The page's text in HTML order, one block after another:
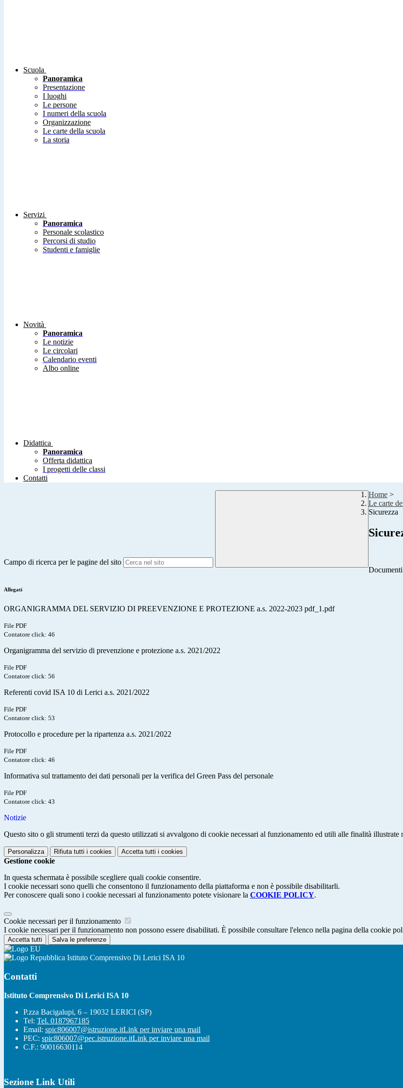
Scuola
Panoramica
Presentazione
I luoghi
Le persone
I numeri della scuola
Organizzazione
Le carte della scuola
La storia
Servizi
Panoramica
Personale scolastico
Percorsi di studio
Studenti e famiglie
Novità
Panoramica
Le notizie
Le circolari
Calendario eventi
Albo online
Didattica
Panoramica
Offerta didattica
I progetti delle classi
Contatti
Campo di ricerca per le pagine del sito
Home >
Le carte
Sicurezza
Allegati
ORGANIGRAMMA DEL SERVIZIO DI PREEVENZIONE E PROTEZIONE a.s. 2022-2023 pdf_1.pdf
File PDF
Contatore click: 46
Organigramma del servizio di prevenzione e protezione a.s. 2021/2022
File PDF
Contatore click: 56
Referenti covid ISA 10 di Lerici a.s. 2021/2022
File PDF
Contatore click: 53
Protocollo e procedure per la ripartenza a.s. 2021/2022
File PDF
Contatore click: 46
Informativa sul trattamento dei dati personali per la verifica del Green Pass del personale
File PDF
Contatore click: 43
Notizie
Questo sito o gli strumenti terzi da questo utilizzati si avvalgono di cookie necessari al funzionamento ed utili alle finalità illustrate
Personalizza Rifiuta tutti i cookies Accetta tutti i cookies
Gestione cookie
In questa schermata è possibile scegliere quali cookie consentire.
I cookie necessari sono quelli che consentono il funzionamento della piattaforma e non è possibile disabilitarli.
Per conoscere quali sono i cookie necessari al funzionamento potete visionare la COOKIE POLICY.
Cookie necessari per il funzionamento
I cookie necessari per il funzionamento non possono essere disabilitati. È possibile consultare l'elenco nella pagina della cookie
Accetta tutti Salva le preferenze
Istituto Comprensivo Di Lerici ISA 10
Contatti
Istituto Comprensivo Di Lerici ISA 10
P.zza Bacigalupi, 6 – 19032 LERICI (SP)
Tel: Tel. 0187967185
Email: spic806007@istruzione.itLink per inviare una mail
PEC: spic806007@pec.istruzione.itLink per inviare una mail
C.F.: 90016630114
Sezione Link Utili